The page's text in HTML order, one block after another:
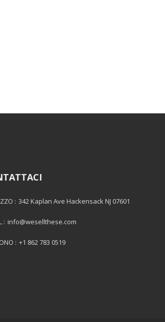
: 342 Kaplan Ave Hackensack NJ 07601
: info@wesellthese.com
: +1 862 783 0519